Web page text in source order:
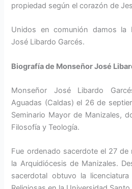
propiedad según el corazón de
Unidos en comunión damos la
José Libardo Garcés.
Biografía de Monseñor José
Monseñor José Libardo
Aguadas (Caldas) el 26 de
Seminario Mayor de Manizales,
Filosofía y Teología.
Fue ordenado sacerdote el 27
la Arquidiócesis de Manizales.
sacerdotal obtuvo la